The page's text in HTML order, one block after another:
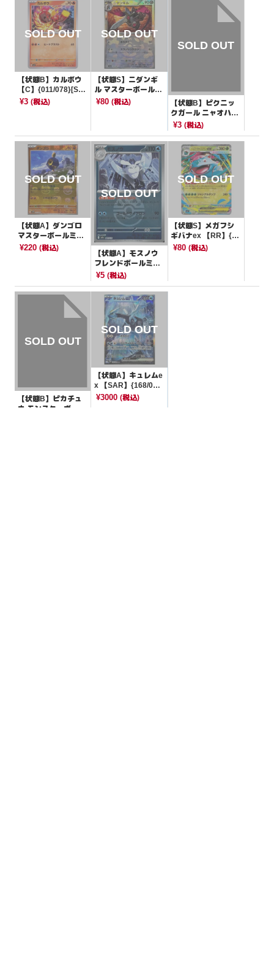
【状態B】カルボウ
【C】{011/078}[SV
1S]
¥3 (税込)
【状態S】ニダンギ
ル マスターボールミ
ラー【-】{110/187}
¥80(税込)
【状態B】ピクニッ
クガール ニャオハマ
ーク【-】{065/066}
¥3 (税込)
【状態A】ダンゴロ
マスターボールミラ
ー【C】{043/086}[S
¥220 (税込)
【状態A】モスノウ
フレンドボールミラ
ー【-】{041/193}[M
¥5(税込)
【状態S】メガフシ
ギバナex 【RR】{00
3/063}[M1L]
¥80 (税込)
【状態B】ピカチュ
ウ モンスターボール
【状態A】キュレムe
x 【SAR】{168/08
6}[SV11B]
¥3000(税込)